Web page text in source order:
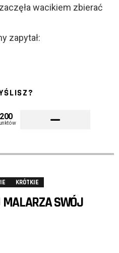
wacikiem zbierać
zapytał:
200
KRÓTKIE
SWÓJ